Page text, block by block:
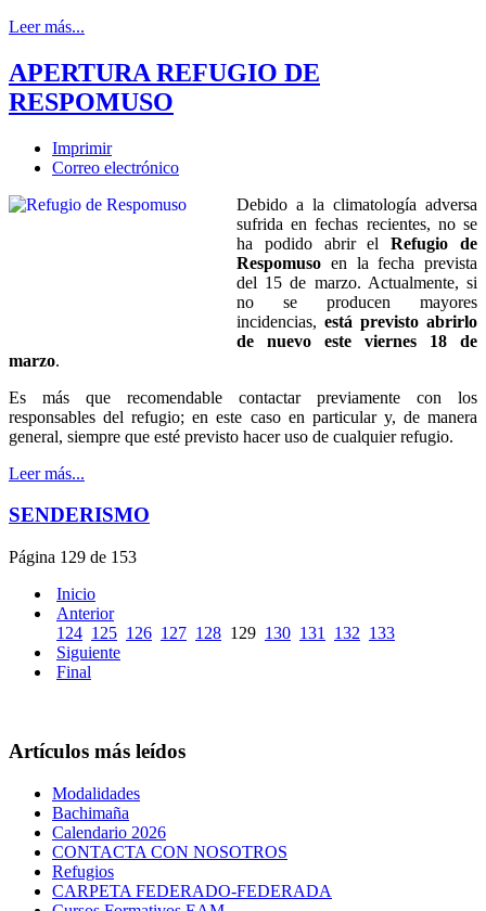
Leer más...
APERTURA REFUGIO DE
RESPOMUSO
Imprimir
Correo electrónico
Debido a la climatología adversa
sufrida en fechas recientes, no se
ha podido abrir elRefugio de
Respomuso en la fecha prevista
del 15 de marzo. Actualmente, si
no se producen mayores
incidencias, está previsto abrirlo
de nuevo este viernes 18 de
marzo.
Es más que recomendable contactar previamente con los
responsables del refugio; en este caso en particular y, de manera
general, siempre que esté previsto hacer uso de cualquier refugio.
Leer más...
SENDERISMO
Página 129 de 153
Inicio
Anterior
124 125 126 127 128 129 130 131 132 133
Siguiente
Final
Artículos más leídos
Modalidades
Bachimaña
Calendario 2026
CONTACTA CON NOSOTROS
Refugios
CARPETA FEDERADO-FEDERADA